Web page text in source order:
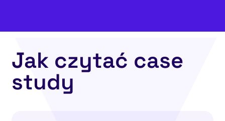
Jak czytać case
study